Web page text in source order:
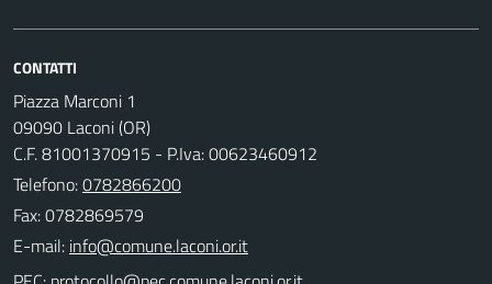
CONTATTI
Piazza Marconi 1
09090 Laconi (OR)
C.F. 81001370915 - P.Iva: 00623460912
Telefono:0782866200
Fax: 0782869579
E-mail: